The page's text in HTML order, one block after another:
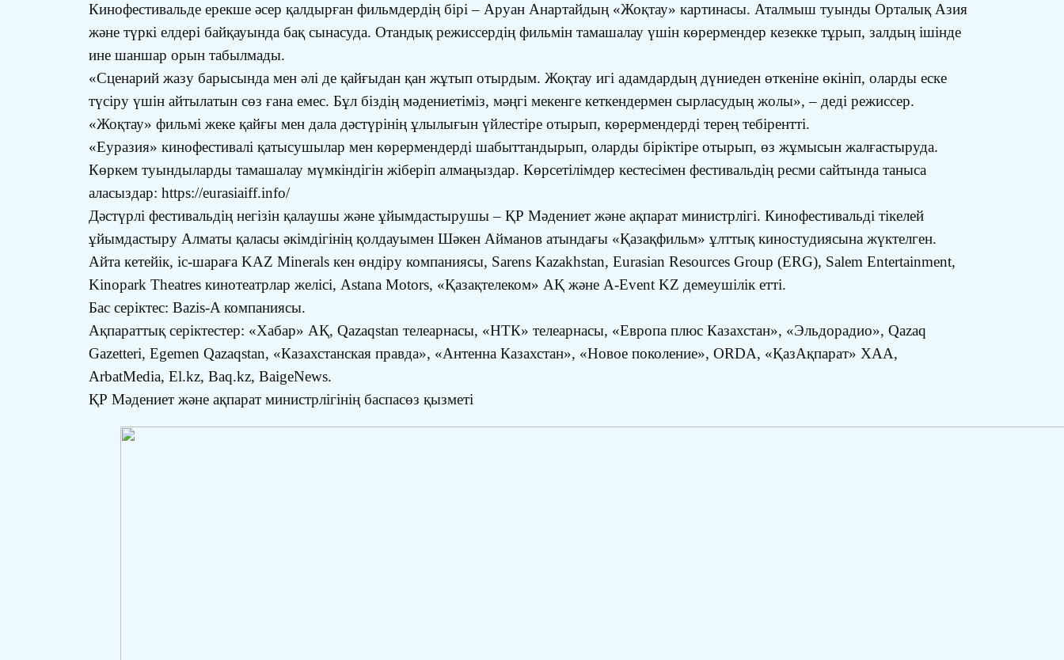
Кинофестивальде ерекше әсер қалдырған фильмдердің бірі – Аруан Анартайдың «Жоқтау» картинасы. Аталмыш туынды Орталық Азия
және түркі елдері байқауында бақ сынасуда. Отандық режиссердің фильмін тамашалау үшін көрермендер кезекке тұрып, залдың ішінде
ине шаншар орын табылмады.
«Сценарий жазу барысында мен әлі де қайғыдан қан жұтып отырдым. Жоқтау игі адамдардың дүниеден өткеніне өкініп, оларды еске
түсіру үшін айтылатын сөз ғана емес. Бұл біздің мәдениетіміз, мәңгі мекенге кеткендермен сырласудың жолы», – деді режиссер.
«Жоқтау» фильмі жеке қайғы мен дала дәстүрінің ұлылығын үйлестіре отырып, көрермендерді терең тебірентті.
«Еуразия» кинофестивалі қатысушылар мен көрермендерді шабыттандырып, оларды біріктіре отырып, өз жұмысын жалғастыруда.
Көркем туындыларды тамашалау мүмкіндігін жіберіп алмаңыздар. Көрсетілімдер кестесімен фестивальдің ресми сайтында таныса
аласыздар: https://eurasiaiff.info/
Дәстүрлі фестивальдің негізін қалаушы және ұйымдастырушы – ҚР Мәдениет және ақпарат министрлігі. Кинофестивальді тікелей
ұйымдастыру Алматы қаласы әкімдігінің қолдауымен Шәкен Айманов атындағы «Қазақфильм» ұлттық киностудиясына жүктелген.
Айта кетейік, іс-шараға KAZ Minerals кен өндіру компаниясы, Sarens Kazakhstan, Eurasian Resources Group (ERG), Salem Entertainment,
Kinopark Theatres кинотеатрлар желісі, Astana Motors, «Қазақтелеком» АҚ және A-Event KZ демеушілік етті.
Бас серіктес: Bazis-A компаниясы.
Ақпараттық серіктестер: «Хабар» АҚ, Qazaqstan телеарнасы, «НТК» телеарнасы, «Европа плюс Казахстан», «Эльдорадио», Qazaq
Gazetteri, Egemen Qazaqstan, «Казахстанская правда», «Антенна Казахстан», «Новое поколение», ORDA, «ҚазАқпарат» ХАА,
ArbatMedia, El.kz, Baq.kz, BaigeNews.
ҚР Мәдениет және ақпарат министрлігінің баспасөз қызметі